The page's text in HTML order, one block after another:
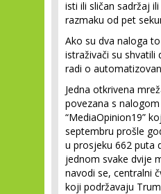
isti ili sličan sadržaj
razmaku od pet
Ako su dva naloga
istraživači su shvatili
radi o
Jedna otkrivena
povezana s
“MediaOpinion19”
septembru prošle
u prosjeku 662 puta
jednom svake dvije
navodi se, centralni
koji podržavaju